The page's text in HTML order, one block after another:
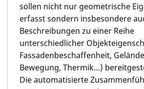
sollen nicht nur geometrische
erfasst sondern insbesondere
Beschreibungen zu einer Reihe
unterschiedlicher
Fassadenbeschaffenheit,
Bewegung, Thermik…)
Die automatisierte